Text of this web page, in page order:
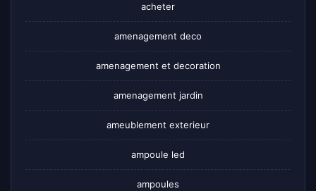
acheter
amenagement deco
amenagement et decoration
amenagement jardin
ameublement exterieur
ampoule led
ampoules